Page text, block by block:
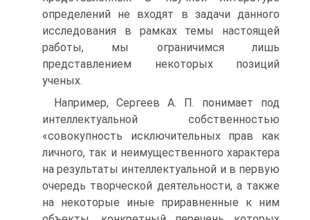
определений не входят в задачи данного
исследования в рамках темы настоящей
работы, мы ограничимся лишь
представлением некоторых позиций
ученых.
Например, Сергеев А. П. понимает под
интеллектуальной собственностью
«совокупность исключительных прав как
личного, так и неимущественного характера
на результаты интеллектуальной и в первую
очередь творческой деятельности, а также
на некоторые иные приравненные к ним